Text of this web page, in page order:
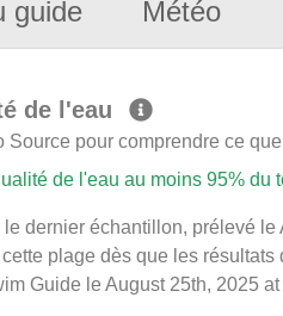
guide Météo
de l'eau
Source pour comprendre ce
de l'eau au moins 95% du
le dernier échantillon, prélevé
plage dès que les
Guide le August 25th, 2025 at